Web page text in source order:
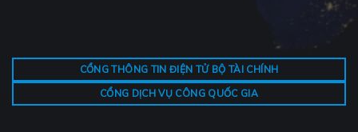
CỔNG THÔNG TIN ĐIỆN TỬ BỘ TÀI CHÍNH
CỔNG DỊCH VỤ CÔNG QUỐC GIA